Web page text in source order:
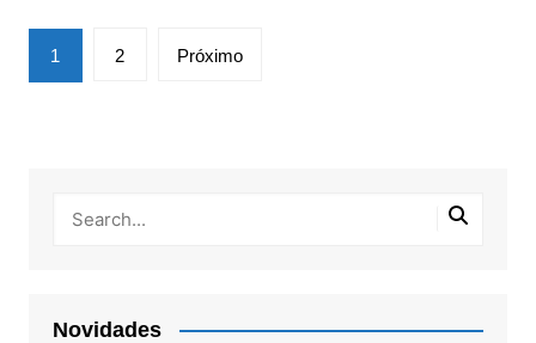
Paginação
de
1 2 Próximo
Novidades